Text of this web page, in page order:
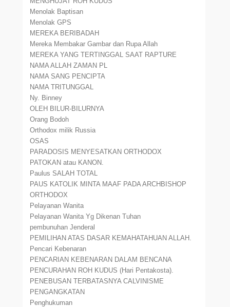
Menolak Baptisan
Menolak GPS
MEREKA BERIBADAH
Mereka Membakar Gambar dan Rupa Allah
MEREKA YANG TERTINGGAL SAAT RAPTURE
NAMA ALLAH ZAMAN PL
NAMA SANG PENCIPTA
NAMA TRITUNGGAL
Ny. Binney
OLEH BILUR-BILURNYA
Orang Bodoh
Orthodox milik Russia
OSAS
PARADOSIS MENYESATKAN ORTHODOX
PATOKAN atau KANON.
Paulus SALAH TOTAL
PAUS KATOLIK MINTA MAAF PADA ARCHBISHOP
ORTHODOX
Pelayanan Wanita
Pelayanan Wanita Yg Dikenan Tuhan
pembunuhan Jenderal
PEMILIHAN ATAS DASAR KEMAHATAHUAN ALLAH.
Pencari Kebenaran
PENCARIAN KEBENARAN DALAM BENCANA
PENCURAHAN ROH KUDUS (Hari Pentakosta).
PENEBUSAN TERBATASNYA CALVINISME
PENGANGKATAN
Penghukuman